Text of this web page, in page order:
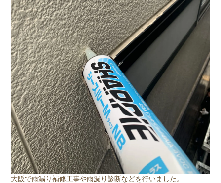
大阪で雨漏り補修工事や雨漏り診断などを行いました。